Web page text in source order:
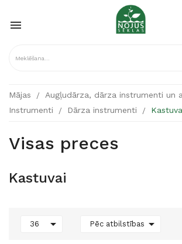

Mājas
Augļudārza, dārza instrumenti un
Instrumenti
Dārza instrumenti
Visas preces
Kastuvai
36  Pēc atbilstības 